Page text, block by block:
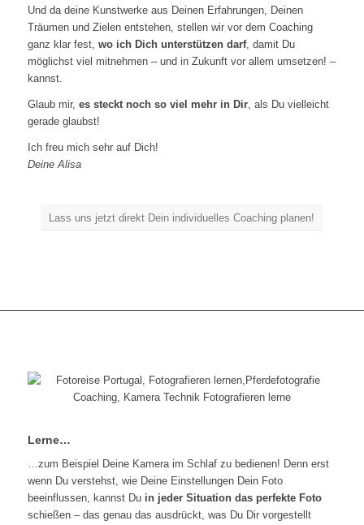
Und da deine Kunstwerke aus Deinen Erfahrungen, Deinen
Träumen und Zielen entstehen, stellen wir vor dem Coaching
ganz klar fest, wo ich Dich unterstützen darf, damit Du
möglichst viel mitnehmen – und in Zukunft vor allem umsetzen! –
kannst.
Glaub mir, es steckt noch so viel mehr in Dir, als Du vielleicht
gerade glaubst!
Ich freu mich sehr auf Dich!
Deine Alisa
Lass uns jetzt direkt Dein individuelles Coaching planen!
Lerne…
…zum Beispiel Deine Kamera im Schlaf zu bedienen! Denn erst
wenn Du verstehst, wie Deine Einstellungen Dein Foto
beeinflussen, kannst Du in jeder Situation das perfekte Foto
schießen – das genau das ausdrückt, was Du Dir vorgestellt